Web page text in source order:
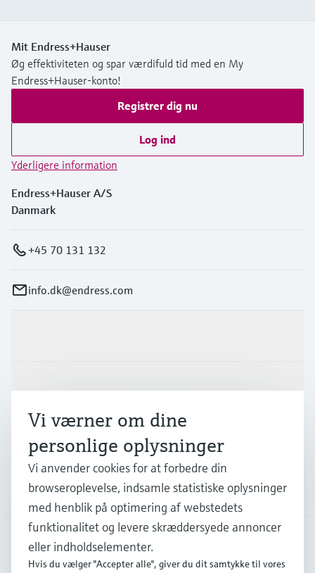
Mit Endress+Hauser
Øg effektiviteten og spar værdifuld tid med en My
Endress+Hauser-konto!
Registrer dig nu
Log ind
Yderligere information
Endress+Hauser A/S
Danmark
+45 70 131 132
info.dk@endress.com
Virksomhed
DNK • Dansk
Vi værner om dine
personlige oplysninger
Vi anvender cookies for at forbedre din
browseroplevelse, indsamle statistiske oplysninger
med henblik på optimering af webstedets
funktionalitet og levere skræddersyede annoncer
eller indholdselementer.
Hvis du vælger "Accepter alle", giver du dit samtykke til vores